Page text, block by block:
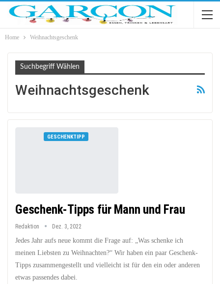
Home Weihnachtsgeschenk
Suchbegriff Wählen
Weihnachtsgeschenk
GESCHENKTIPP
Geschenk-Tipps für Mann und Frau
Redaktion Dez. 3, 2022
Jedes Jahr aufs neue kommt die Frage auf: „Was schenke ich
meinen Liebsten zu Weihnachten?“ Wir haben ein paar Geschenk-
Tipps zusammengestellt und vielleicht ist für den ein oder anderen
etwas passendes dabei.